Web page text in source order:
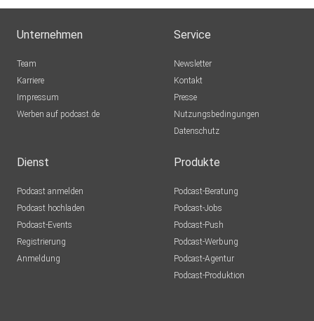
Unternehmen
Team
Karriere
Impressum
Werben auf podcast.de
Service
Newsletter
Kontakt
Presse
Nutzungsbedingungen
Datenschutz
Dienst
Podcast anmelden
Podcast hochladen
Podcast-Events
Registrierung
Anmeldung
Produkte
Podcast-Beratung
Podcast-Jobs
Podcast-Push
Podcast-Werbung
Podcast-Agentur
Podcast-Produktion